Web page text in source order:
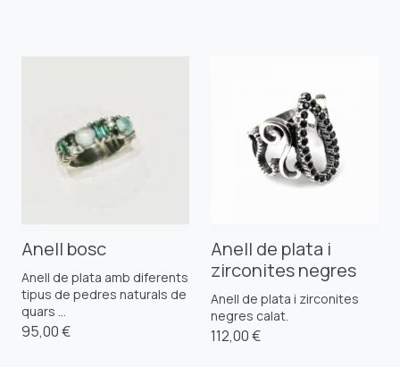
Anell bosc
Anell de plata amb diferents
tipus de pedres naturals de
quars ...
95,00 €
Anell de plata i
zirconites negres
Anell de plata i zirconites
negres calat.
112,00 €